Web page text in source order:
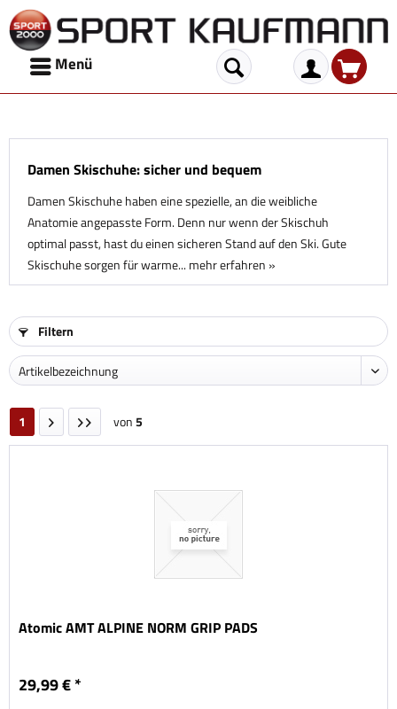
Menü
Damen Skischuhe: sicher und bequem
Damen Skischuhe haben eine spezielle, an die weibliche
Anatomie angepasste Form. Denn nur wenn der Skischuh
optimal passt, hast du einen sicheren Stand auf den Ski. Gute
Skischuhe sorgen für warme... mehr erfahren »
Filtern
1 von5
Atomic AMT ALPINE NORM GRIP PADS
29,99 € *